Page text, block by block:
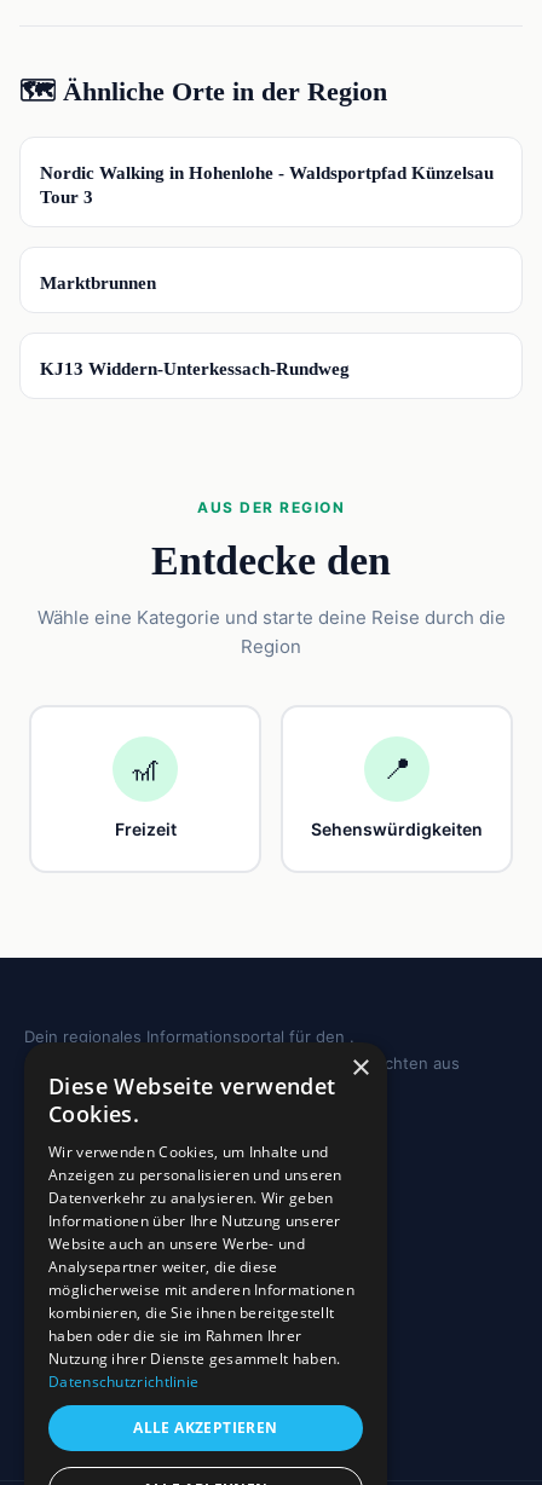
🗺️ Ähnliche Orte in der Region
📍
Nordic Walking in Hohenlohe - Waldsportpfad Künzelsau
Tour 3
📍
Marktbrunnen
📍
KJ13 Widdern-Unterkessach-Rundweg
AUS DER REGION
Entdecke den
Wähle eine Kategorie und starte deine Reise durch die
Region
🎢
Freizeit
📍
Sehenswürdigkeiten
Dein regionales Informationsportal für den .
Sehenswürdigkeiten, Ausflugstipps und Geschichten aus
deiner Region.
REGION
Freizeit
Sehenswürdigkeiten
INFO
Blog
Sehenswürdigkeiten
Impressum
Datenschutz
×
Diese Webseite verwendet
Cookies.
Wir verwenden Cookies, um Inhalte und
Anzeigen zu personalisieren und unseren
Datenverkehr zu analysieren. Wir geben
Informationen über Ihre Nutzung unserer
Website auch an unsere Werbe- und
Analysepartner weiter, die diese
möglicherweise mit anderen Informationen
kombinieren, die Sie ihnen bereitgestellt
haben oder die sie im Rahmen Ihrer
Nutzung ihrer Dienste gesammelt haben.
Datenschutzrichtlinie
ALLE AKZEPTIEREN